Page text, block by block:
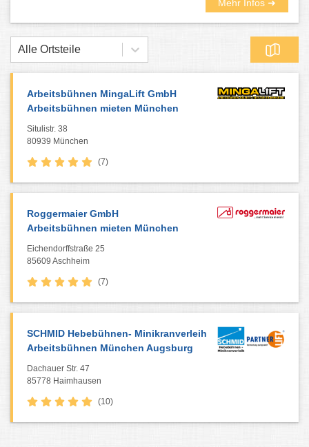
Mehr Infos ➜
Alle Ortsteile
Arbeitsbühnen MingaLift GmbH
Arbeitsbühnen mieten München
Situlistr. 38
80939 München
(7)
Roggermaier GmbH
Arbeitsbühnen mieten München
Eichendorffstraße 25
85609 Aschheim
(7)
SCHMID Hebebühnen- Minikranverleih
Arbeitsbühnen München Augsburg
Dachauer Str. 47
85778 Haimhausen
(10)